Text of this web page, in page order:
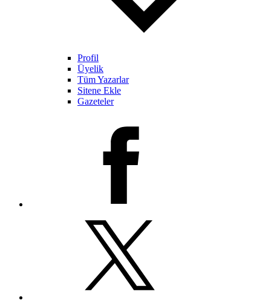
Profil
Üyelik
Tüm Yazarlar
Sitene Ekle
Gazeteler